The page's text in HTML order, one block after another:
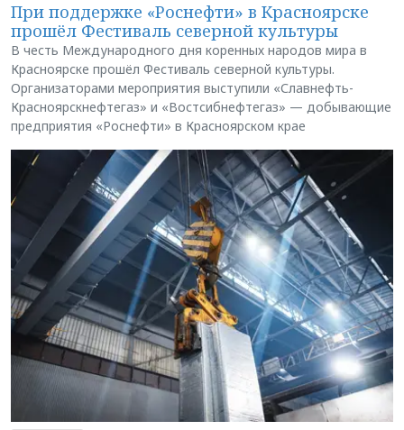
При поддержке «Роснефти» в Красноярске
прошёл Фестиваль северной культуры
В честь Международного дня коренных народов мира в
Красноярске прошёл Фестиваль северной культуры.
Организаторами мероприятия выступили «Славнефть-
Красноярскнефтегаз» и «Востсибнефтегаз» — добывающие
предприятия «Роснефти» в Красноярском крае